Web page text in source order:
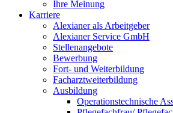
Ihre Meinung
Karriere
Alexianer als Arbeitgeber
Alexianer Service GmbH
Stellenangebote
Bewerbung
Fort- und Weiterbildung
Facharztweiterbildung
Ausbildung
Operationstechnische